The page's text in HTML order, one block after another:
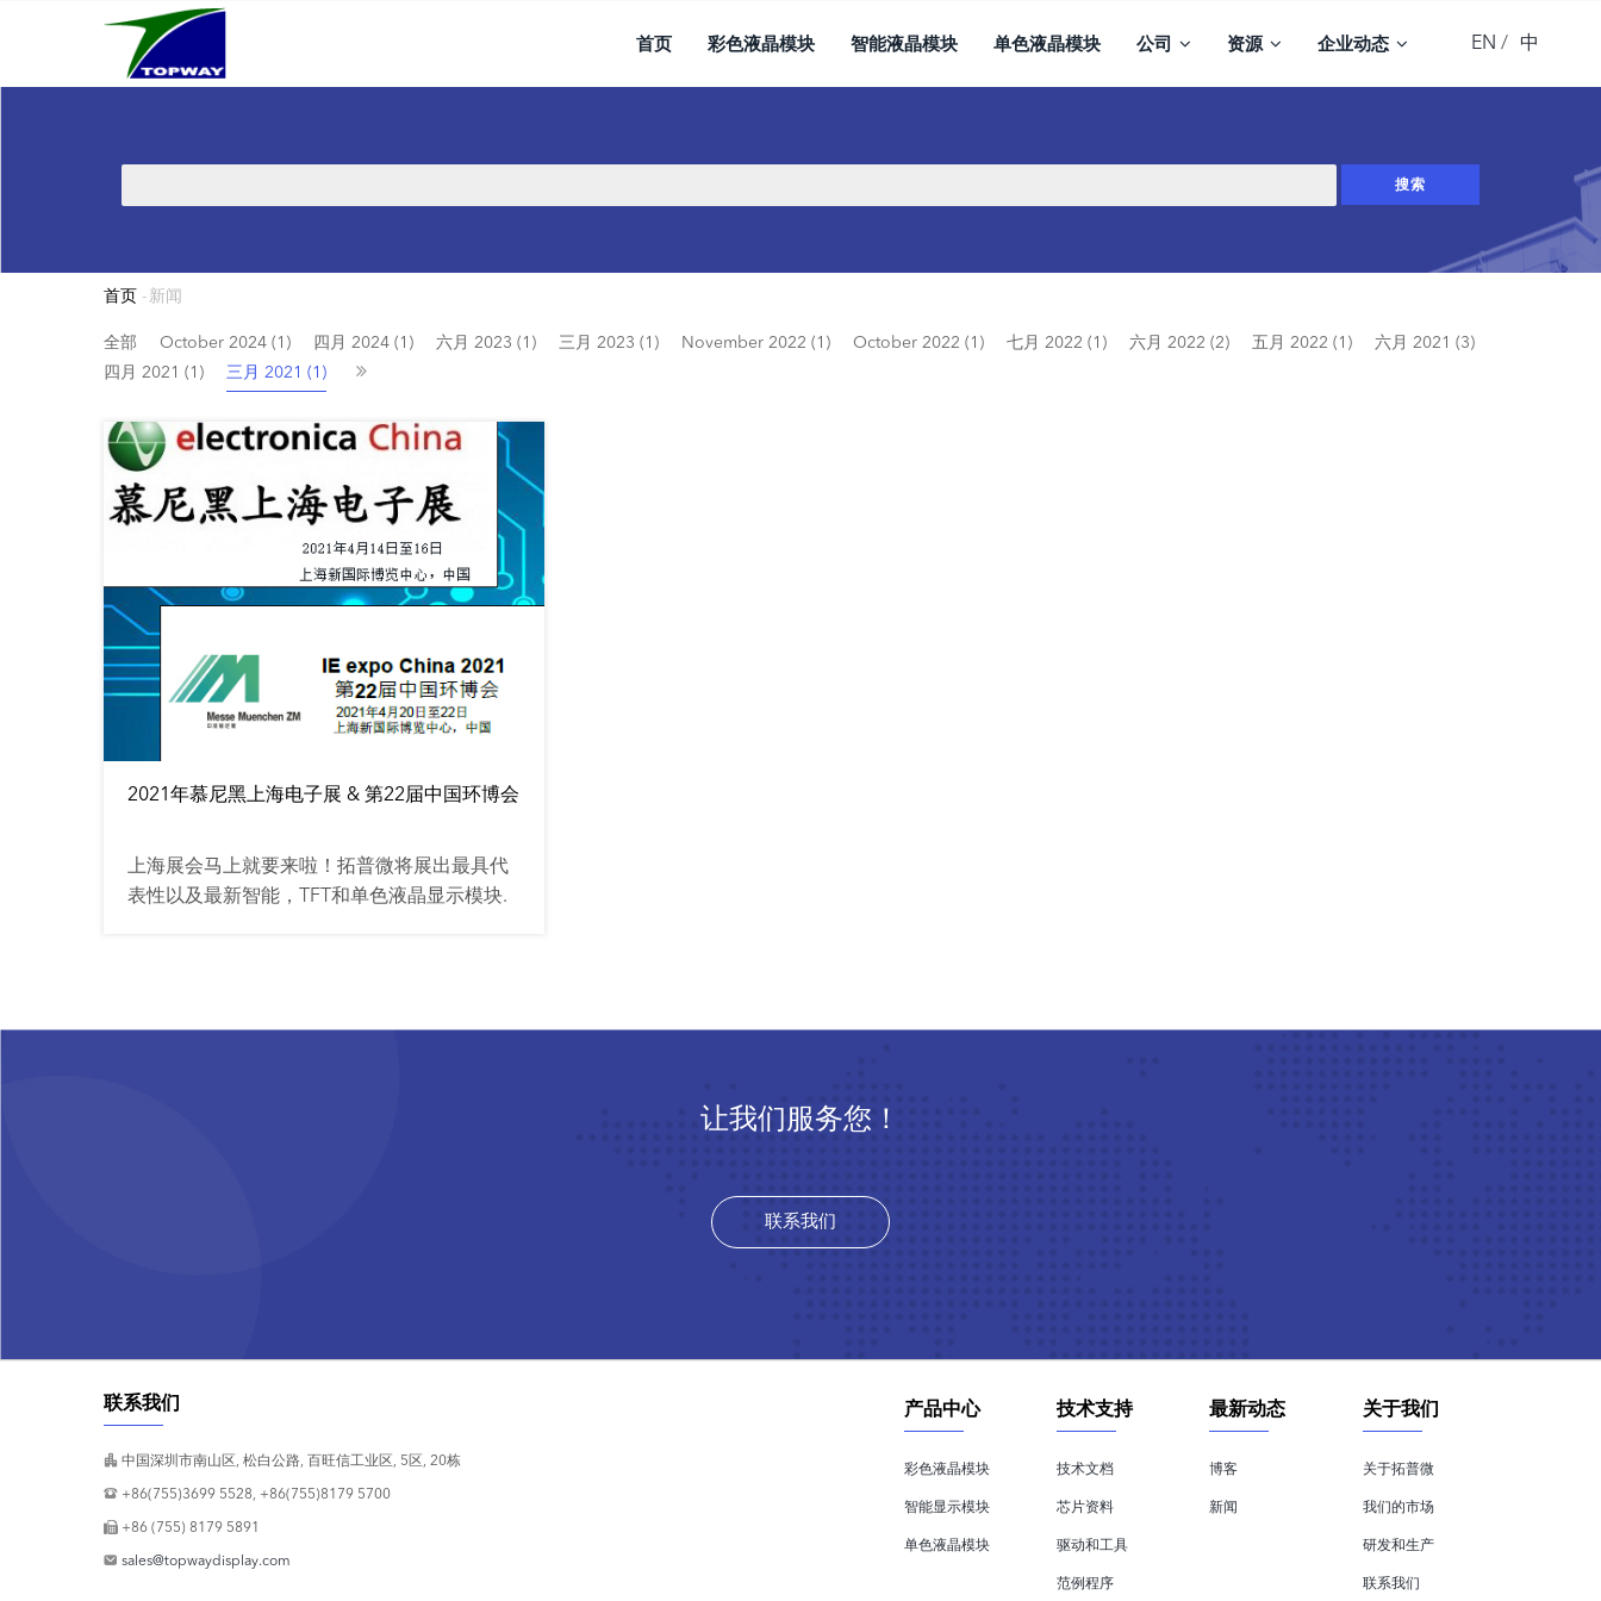
首页 彩色液晶模块 智能液晶模块 单色液晶模块 公司 资源 企业动态 EN 中
索
面
包
屑
首页 - 新闻
全部 October 2024 (1) 四月 2024 (1) 六月 2023 (1) 三月 2023 (1) November 2022 (1) October 2022 (1) 七月 2022 (1) 六月 2022 (2) 五月 2022 (1)
六月 2021 (3)
四月 2021 (1)
三月 2021 (1)
2021年慕尼黑上海电子展 & 第22届中国环博会
上海展会马上就要来啦！拓普微将展出最具代
表性以及最新智能，TFT和单色液晶显示模块.
让我们服务您！
联系我们
联系我们
中国深圳市南山区, 松白公路, 百旺信工业区, 5区, 20栋
+86(755)3699 5528, +86(755)8179 5700
+86 (755) 8179 5891
sales@topwaydisplay.com
关于我们
关于拓普微
我们的市场
研发和生产
联系我们
最新动态
博客
新闻
技术支持
技术文档
芯片资料
驱动和工具
范例程序
产品中心
彩色液晶模块
智能显示模块
单色液晶模块